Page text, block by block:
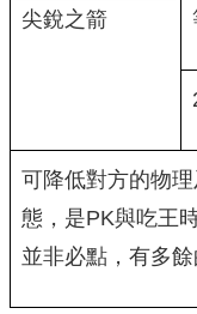
尖銳之箭
可降低對方的物
態，是PK與吃王
並非必點，有多餘